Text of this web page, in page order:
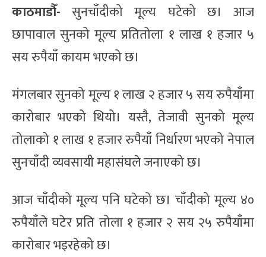
काठमाडौँ- सुनचाँदीको मूल्य घटेको छ। आज
छापावाल सुनको मूल्य प्रतितोला १ लाख १ हजार ५
सय रुपैयाँ कायम भएको छ।
मंगलबार सुनको मूल्य १ लाख २ हजार ५ सय रुपैयाँमा
कारोबार भएको थियो। यस्तै, तेजावी सुनको मूल्य
तोलाको १ लाख १ हजार रुपैयाँ निर्धारण भएको नेपाल
सुनचाँदी व्यवसायी महासंघले जनाएको छ।
आज चाँदीको मूल्य पनि घटेको छ। चाँदीको मूल्य ४०
रुपैयाँले घटेर प्रति तोला १ हजार २ सय २५ रुपैयाँमा
कारोबार भइरहेको छ।